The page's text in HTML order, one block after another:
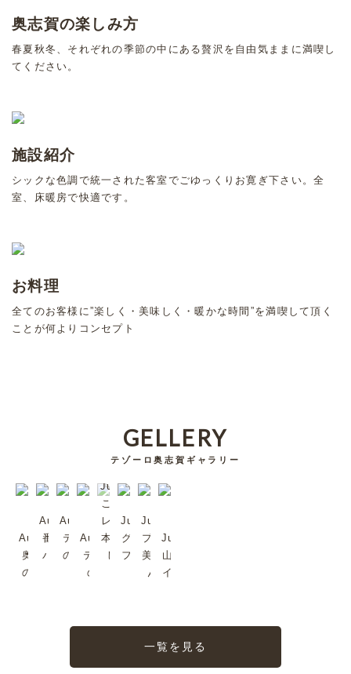
奥志賀の楽しみ方
春夏秋冬、それぞれの季節の中にある贅沢を自由気ままに満喫し
てください。
施設紹介
シックな色調で統一された客室でごゆっくりお寛ぎ下さい。全
室、床暖房で快適です。
お料理
全てのお客様に”楽しく・美味しく・暖かな時間”を満喫して頂く
ことが何よりコンセプト
GELLERY
テゾーロ奥志賀ギャラリー
Aug/2023
奥志賀森
の音楽堂
Aug/2023
番頭シン
バくんで
Aug/2023
テゾーロ
のジャズ
2
Aug/2023
テゾーロ
のJazz
Jul/2023
これは超
レア。日
本では珍
しいか
Jul/2023
グリーンタ
フを歩いて
みる？
Jul/2023
プラムも
美味しい
んだよ
Jul/2023
山ノ内町
イイね〜
一覧を見る